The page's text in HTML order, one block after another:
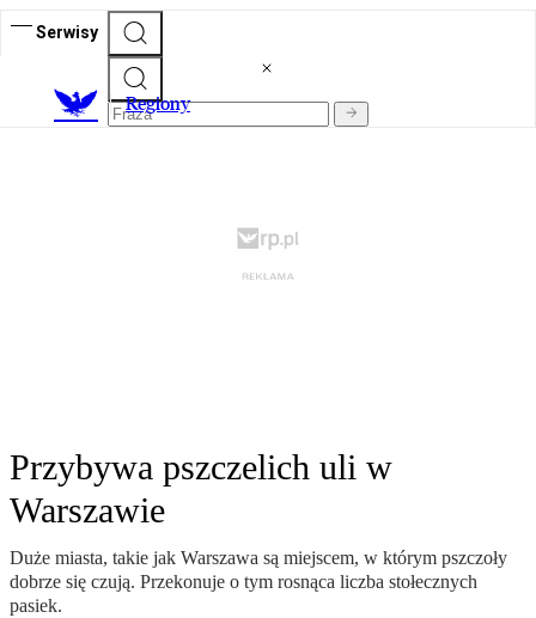
Serwisy
Regiony
Przybywa pszczelich uli w
Warszawie
Duże miasta, takie jak Warszawa są miejscem, w którym pszczoły
dobrze się czują. Przekonuje o tym rosnąca liczba stołecznych
pasiek.